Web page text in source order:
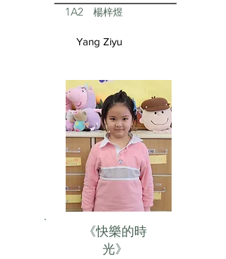
1A2 楊梓煜
Yang Ziyu
《快樂的時
光》